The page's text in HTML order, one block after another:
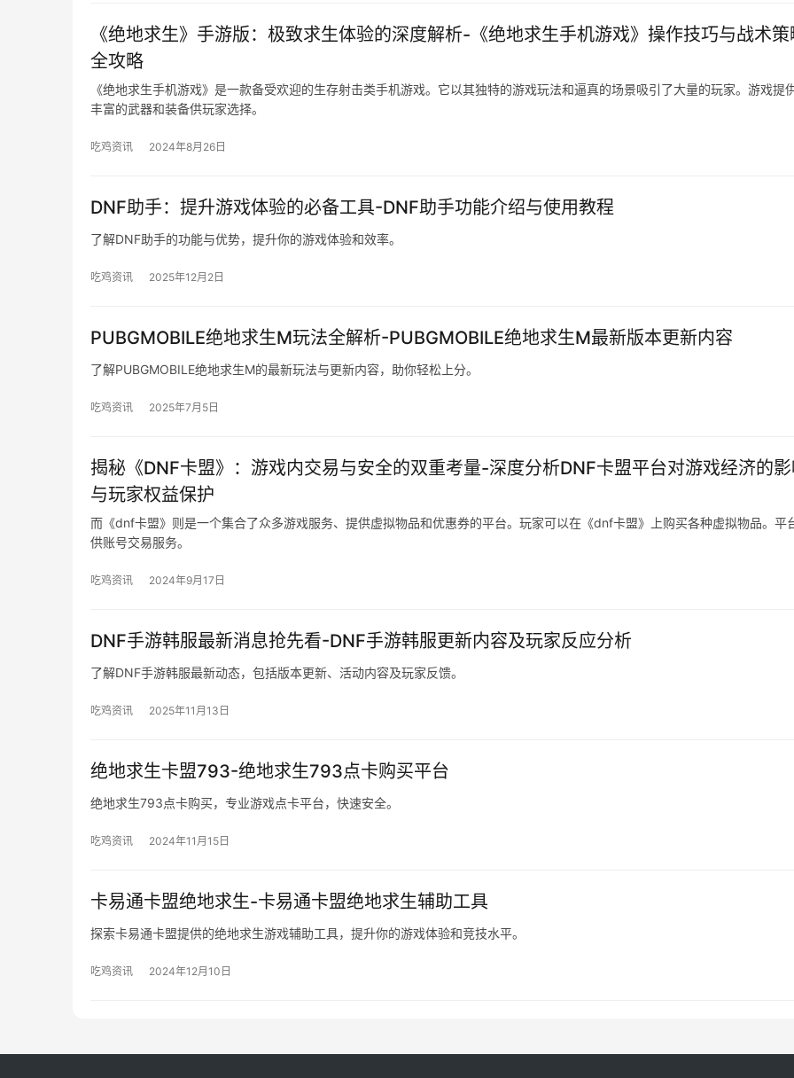
《绝地求生》手游版：极致求生体验的深度解析-《绝地求生手机游戏》操作技巧与战术策
全攻略
《绝地求生手机游戏》是一款备受欢迎的生存射击类手机游戏。它以其独特的游戏玩法和逼真的场景吸引了大量的玩家。游戏提
丰富的武器和装备供玩家选择。
吃鸡资讯 2024年8月26日
DNF助手：提升游戏体验的必备工具-DNF助手功能介绍与使用教程
了解DNF助手的功能与优势，提升你的游戏体验和效率。
吃鸡资讯 2025年12月2日
PUBGMOBILE绝地求生M玩法全解析-PUBGMOBILE绝地求生M最新版本更新内容
了解PUBGMOBILE绝地求生M的最新玩法与更新内容，助你轻松上分。
吃鸡资讯 2025年7月5日
揭秘《DNF卡盟》：游戏内交易与安全的双重考量-深度分析DNF卡盟平台对游戏经济的
与玩家权益保护
而《dnf卡盟》则是一个集合了众多游戏服务、提供虚拟物品和优惠券的平台。玩家可以在《dnf卡盟》上购买各种虚拟物品。平
供账号交易服务。
吃鸡资讯 2024年9月17日
DNF手游韩服最新消息抢先看-DNF手游韩服更新内容及玩家反应分析
了解DNF手游韩服最新动态，包括版本更新、活动内容及玩家反馈。
吃鸡资讯 2025年11月13日
绝地求生卡盟793-绝地求生793点卡购买平台
绝地求生793点卡购买，专业游戏点卡平台，快速安全。
吃鸡资讯 2024年11月15日
卡易通卡盟绝地求生-卡易通卡盟绝地求生辅助工具
探索卡易通卡盟提供的绝地求生游戏辅助工具，提升你的游戏体验和竞技水平。
吃鸡资讯 2024年12月10日